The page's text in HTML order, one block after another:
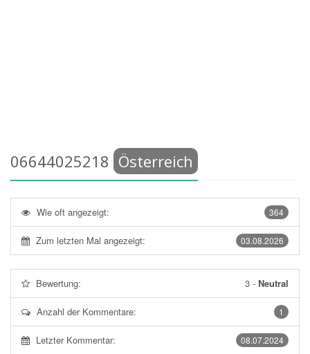
06644025218 Österreich
364
Wie oft angezeigt:
03.08.2026
Zum letzten Mal angezeigt:
Bewertung: 3 - Neutral
1
Anzahl der Kommentare:
08.07.2024
Letzter Kommentar: